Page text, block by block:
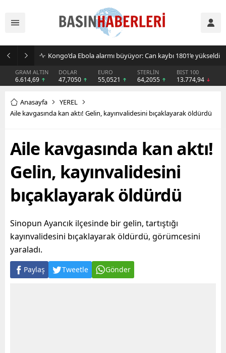
Kongo’da Ebola alarmı büyüyor: Can kaybı 1801’e yükseldi
GRAM ALTIN
6.614,69
DOLAR
47,7050
EURO
55,0521
STERLİN
64,2055
BIST 100
13.774,94
Anasayfa
YEREL
Aile kavgasında kan aktı! Gelin, kayınvalidesini bıçaklayarak öldürdü
Aile kavgasında kan aktı!
Gelin, kayınvalidesini
bıçaklayarak öldürdü
Sinopun Ayancık ilçesinde bir gelin, tartıştığı
kayınvalidesini bıçaklayarak öldürdü, görümcesini
yaraladı.
Paylaş Tweetle Gönder